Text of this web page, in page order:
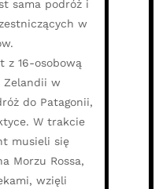
sama podróż i
w
z 16-osobową
Zelandii w
do Patagonii,
W trakcie
musieli się
Morzu Rossa,
wzięli